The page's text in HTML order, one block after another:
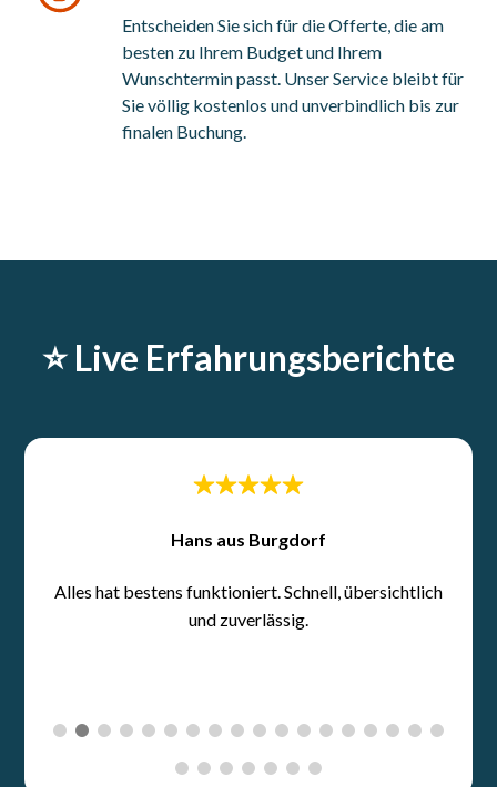
Entscheiden Sie sich für die Offerte, die am
besten zu Ihrem Budget und Ihrem
Wunschtermin passt. Unser Service bleibt für
Sie völlig kostenlos und unverbindlich bis zur
finalen Buchung.
⭐️ Live Erfahrungsberichte